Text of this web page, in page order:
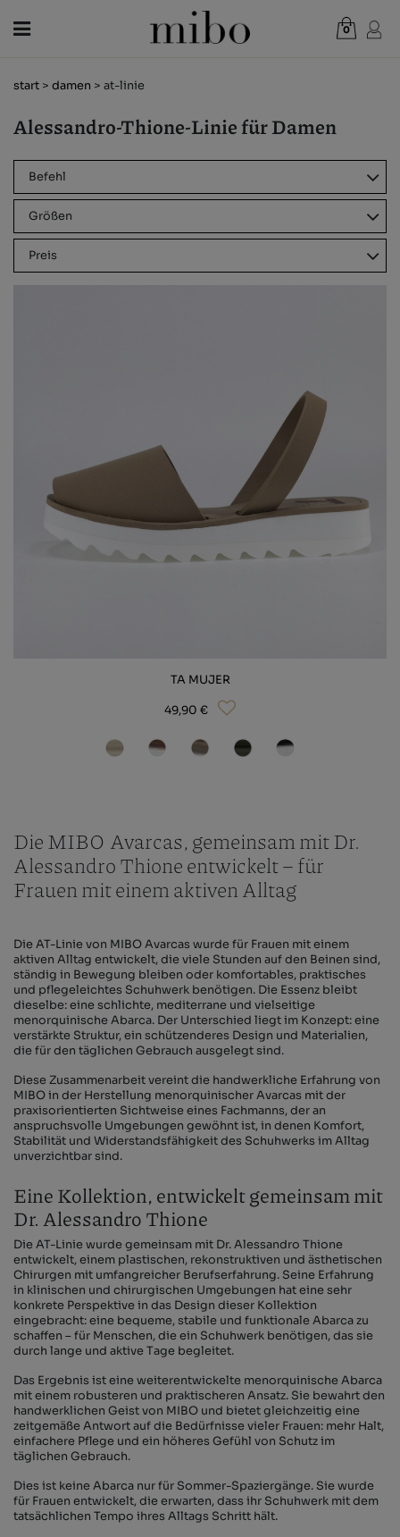
DAMEN
RÜCKKEHR
KLASSISCHE
PLATTFORM
KEILABSATZ
SANDALEN
HAUSSCHUHE
ACCESSOIRES
HERREN
KINDER
NEUHEITEN
GESCHENKGUTSCHEIN
0
start > damen > at-linie
Alessandro-Thione-Linie für Damen
Befehl
Größen
Preis
TA MUJER
49,90 €
Die MIBO Avarcas, gemeinsam mit Dr.
Alessandro Thione entwickelt – für
Frauen mit einem aktiven Alltag
Die AT-Linie von MIBO Avarcas wurde für Frauen mit einem
aktiven Alltag entwickelt, die viele Stunden auf den Beinen sind,
ständig in Bewegung bleiben oder komfortables, praktisches
und pflegeleichtes Schuhwerk benötigen. Die Essenz bleibt
dieselbe: eine schlichte, mediterrane und vielseitige
menorquinische Abarca. Der Unterschied liegt im Konzept: eine
verstärkte Struktur, ein schützenderes Design und Materialien,
die für den täglichen Gebrauch ausgelegt sind.
Diese Zusammenarbeit vereint die handwerkliche Erfahrung von
MIBO in der Herstellung menorquinischer Avarcas mit der
praxisorientierten Sichtweise eines Fachmanns, der an
anspruchsvolle Umgebungen gewöhnt ist, in denen Komfort,
Stabilität und Widerstandsfähigkeit des Schuhwerks im Alltag
unverzichtbar sind.
Eine Kollektion, entwickelt gemeinsam mit
Dr. Alessandro Thione
Die AT-Linie wurde gemeinsam mit Dr. Alessandro Thione
entwickelt, einem plastischen, rekonstruktiven und ästhetischen
Chirurgen mit umfangreicher Berufserfahrung. Seine Erfahrung
in klinischen und chirurgischen Umgebungen hat eine sehr
konkrete Perspektive in das Design dieser Kollektion
eingebracht: eine bequeme, stabile und funktionale Abarca zu
schaffen – für Menschen, die ein Schuhwerk benötigen, das sie
durch lange und aktive Tage begleitet.
Das Ergebnis ist eine weiterentwickelte menorquinische Abarca
mit einem robusteren und praktischeren Ansatz. Sie bewahrt den
handwerklichen Geist von MIBO und bietet gleichzeitig eine
zeitgemäße Antwort auf die Bedürfnisse vieler Frauen: mehr Halt,
einfachere Pflege und ein höheres Gefühl von Schutz im
täglichen Gebrauch.
Dies ist keine Abarca nur für Sommer-Spaziergänge. Sie wurde
für Frauen entwickelt, die erwarten, dass ihr Schuhwerk mit dem
tatsächlichen Tempo ihres Alltags Schritt hält.